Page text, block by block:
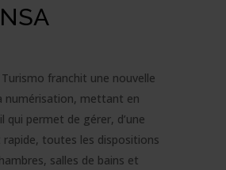
franchit une nouvelle
numérisation, mettant en
permet de gérer, d’une
toutes les dispositions
salles de bains et